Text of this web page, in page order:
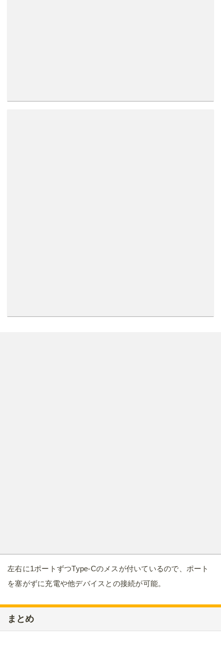
左右に1ポートずつType-Cのメスが付いているので、ポート
を塞がずに充電や他デバイスとの接続が可能。
まとめ